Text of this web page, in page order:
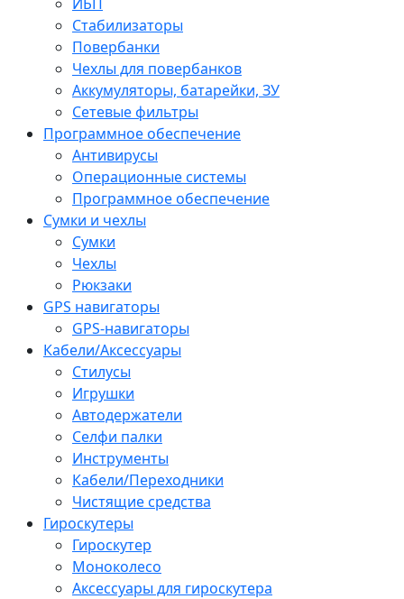
Стабилизаторы
Повербанки
Чехлы для повербанков
Аккумуляторы, батарейки, ЗУ
Сетевые фильтры
Программное обеспечение
Антивирусы
Операционные системы
Программное обеспечение
Сумки и чехлы
Сумки
Чехлы
Рюкзаки
GPS навигаторы
GPS-навигаторы
Кабели/Аксессуары
Стилусы
Игрушки
Автодержатели
Селфи палки
Инструменты
Кабели/Переходники
Чистящие средства
Гироскутеры
Гироскутер
Моноколесо
Аксессуары для гироскутера